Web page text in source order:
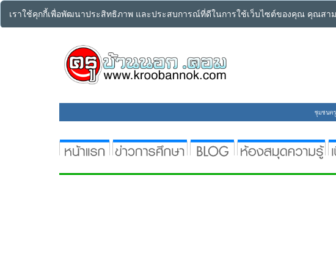
เราใช้คุกกี้เพื่อพัฒนาประสิทธิภาพ และประสบการณ์ที่ดีในการใช้เว็บไซต์ของคุณ คุณสาม
ชุมชนค